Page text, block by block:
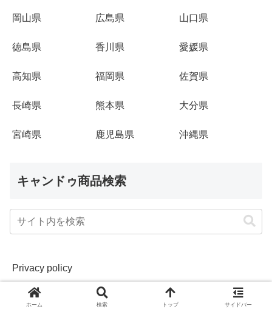
岡山県 広島県 山口県
徳島県 香川県 愛媛県
高知県 福岡県 佐賀県
長崎県 熊本県 大分県
宮崎県 鹿児島県 沖縄県
キャンドゥ商品検索
Privacy policy
ホーム 検索 トップ サイドバー